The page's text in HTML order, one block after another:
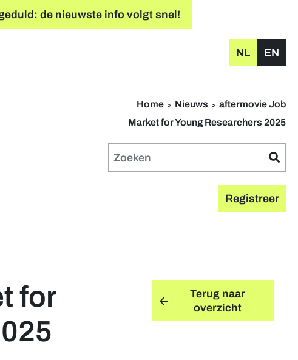
de nieuwste info volgt snel!
NL EN
Home Nieuws
aftermovie Job
Market for Young Researchers 2025
Registreer
Terug naar
overzicht
for